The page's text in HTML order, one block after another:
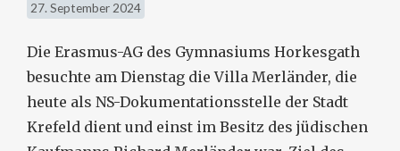
27. September 2024
Die Erasmus-AG des Gymnasiums Horkesgath
besuchte am Dienstag die Villa Merländer, die
heute als NS-Dokumentationsstelle der Stadt
Krefeld dient und einst im Besitz des jüdischen